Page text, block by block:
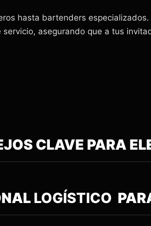
hasta bartenders
servicio, asegurando que a tus
CLAVE PARA
LOGÍSTICO